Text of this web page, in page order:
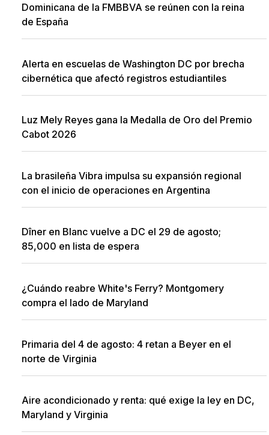
Dominicana de la FMBBVA se reúnen con la reina
de España
Alerta en escuelas de Washington DC por brecha
cibernética que afectó registros estudiantiles
Luz Mely Reyes gana la Medalla de Oro del Premio
Cabot 2026
La brasileña Vibra impulsa su expansión regional
con el inicio de operaciones en Argentina
Dîner en Blanc vuelve a DC el 29 de agosto;
85,000 en lista de espera
¿Cuándo reabre White's Ferry? Montgomery
compra el lado de Maryland
Primaria del 4 de agosto: 4 retan a Beyer en el
norte de Virginia
Aire acondicionado y renta: qué exige la ley en DC,
Maryland y Virginia